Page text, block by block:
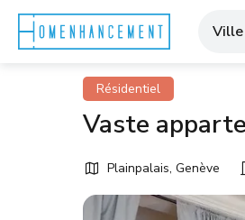
Ville
Résidentiel
Vaste
Plainpalais, Genève